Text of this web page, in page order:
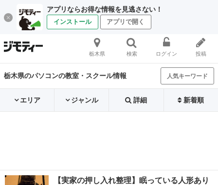
アプリならお得な情報を見逃さない！
インストール アプリで開く
栃木県 検索 ログイン 投稿
栃木県のパソコンの教室・スクール情報 人気キーワード
エリア ジャンル 詳細 新着順
【実家の押し入れ整理】眠っている人形あり